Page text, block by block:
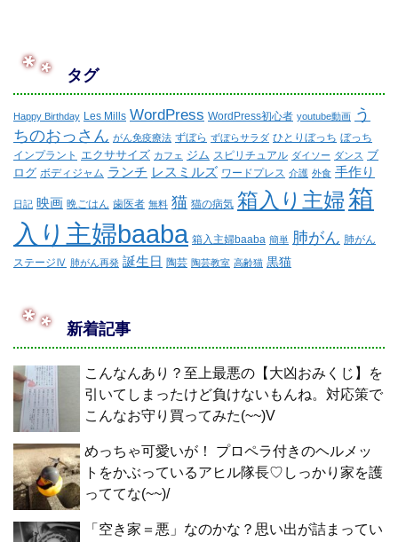
タグ
Happy Birthday Les Mills WordPress WordPress初心者 youtube動画 う
ちのおっさん がん免疫療法 ずぼら ずぼらサラダ ひとりぼっち ぼっち
インプラント エクササイズ カフェ ジム スピリチュアル ダイソー ダンス ブ
ログ ボディジャム ランチ レスミルズ ワードプレス 介護 外食 手作り
日記 映画 晩ごはん 歯医者 無料 猫 猫の病気 箱入り主婦箱
入り主婦baaba 箱入主婦baaba 簡単 肺がん 肺がん
ステージⅣ 肺がん再発 誕生日 陶芸 陶芸教室 高齢猫 黒猫
新着記事
こんなんあり？至上最悪の【大凶おみくじ】を
引いてしまったけど負けないもんね。対応策で
こんなお守り買ってみた(~~)V
めっちゃ可愛いが！ プロペラ付きのヘルメッ
トをかぶっているアヒル隊長♡しっかり家を護
っててな(~~)/
「空き家＝悪」なのかな？思い出が詰まってい